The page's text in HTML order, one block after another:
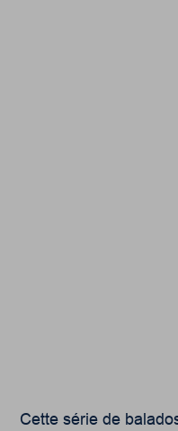
Cette série de